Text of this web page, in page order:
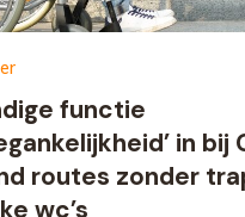
functie
in bij
routes zonder
wc’s